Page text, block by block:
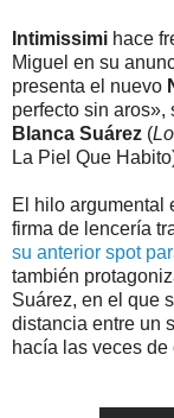
Intimissimi hace
Miguel en su
presenta el nuevo
perfecto sin
Blanca Suárez (
La Piel Que
El hilo argumental
firma de lencería
su anterior spot
también
Suárez, en el que
distancia entre un
hacía las veces